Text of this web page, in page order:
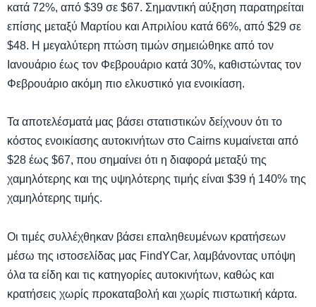
κατά 72%, από $39 σε $67. Σημαντική αύξηση παρατηρείται
επίσης μεταξύ Μαρτίου και Απριλίου κατά 66%, από $29 σε
$48. Η μεγαλύτερη πτώση τιμών σημειώθηκε από τον
Ιανουάριο έως τον Φεβρουάριο κατά 30%, καθιστώντας τον
Φεβρουάριο ακόμη πιο ελκυστικό για ενοικίαση.
Τα αποτελέσματά μας βάσει στατιστικών δείχνουν ότι το
κόστος ενοικίασης αυτοκινήτων στο Cairns κυμαίνεται από
$28 έως $67, που σημαίνει ότι η διαφορά μεταξύ της
χαμηλότερης και της υψηλότερης τιμής είναι $39 ή 140% της
χαμηλότερης τιμής.
Οι τιμές συλλέχθηκαν βάσει επαληθευμένων κρατήσεων
μέσω της ιστοσελίδας μας FindYCar, λαμβάνοντας υπόψη
όλα τα είδη και τις κατηγορίες αυτοκινήτων, καθώς και
κρατήσεις χωρίς προκαταβολή και χωρίς πιστωτική κάρτα.